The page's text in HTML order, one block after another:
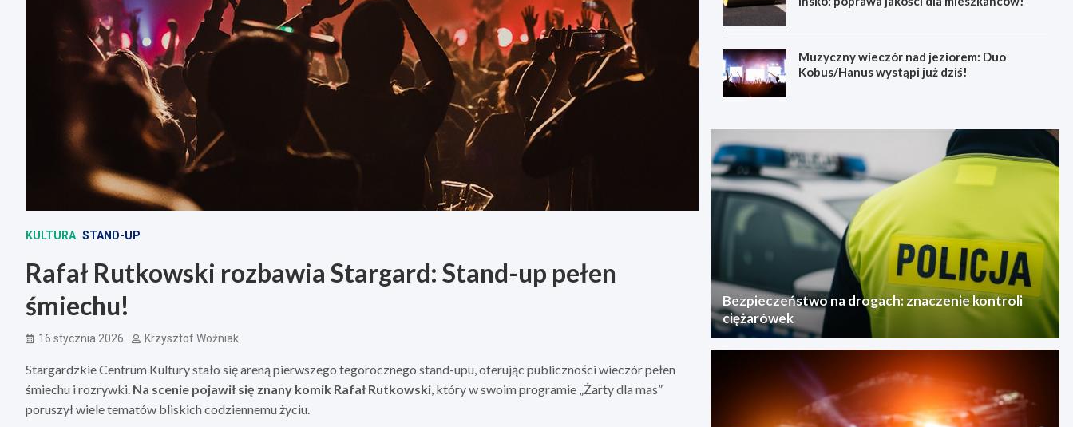
KULTURA STAND-UP
Rafał Rutkowski rozbawia Stargard: Stand-up pełen
śmiechu!
16 stycznia 2026 Krzysztof Woźniak
Stargardzkie Centrum Kultury stało się areną pierwszego tegorocznego stand-upu, oferując publiczności wieczór pełen
śmiechu i rozrywki. Na scenie pojawił się znany komik Rafał Rutkowski, który w swoim programie „Żarty dla mas”
poruszył wiele tematów bliskich codziennemu życiu.
Muzyczny wieczór nad jeziorem: Duo
Kobus/Hanus wystąpi już dziś!
Bezpieczeństwo na drogach: znaczenie kontroli
ciężarówek